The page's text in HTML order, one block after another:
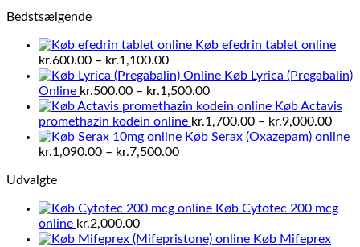
Bedstsælgende
Køb efedrin tablet online
kr.600.00 – kr.1,100.00Prisinterval:
kr.600.00
til
kr.1,100.00
Køb Lyrica (Pregabalin)
Online kr.500.00 – kr.1,500.00Prisinterval:
kr.500.00
til
kr.1,500.00
Køb Actavis
promethazin kodein online kr.1,700.00 – kr.9,000.00
Køb Serax (Oxazepam) online
kr.1,090.00 – kr.7,500.00Prisinterval:
Udvalgte
Køb Cytotec 200 mcg
online kr.2,000.00
Køb Mifeprex